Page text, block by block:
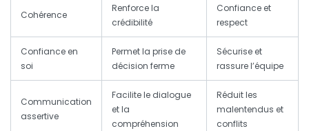
Cohérence
Renforce la
crédibilité
Confiance et
respect
Confiance en
soi
Permet la prise de
décision ferme
Sécurise et
rassure l’équipe
Communication
assertive
Facilite le dialogue
et la
compréhension
Réduit les
malentendus et
conflits